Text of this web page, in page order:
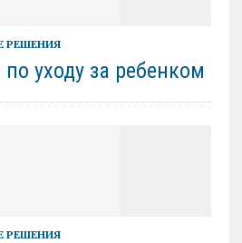
РЕШЕНИЯ
уходу за ребенком
РЕШЕНИЯ